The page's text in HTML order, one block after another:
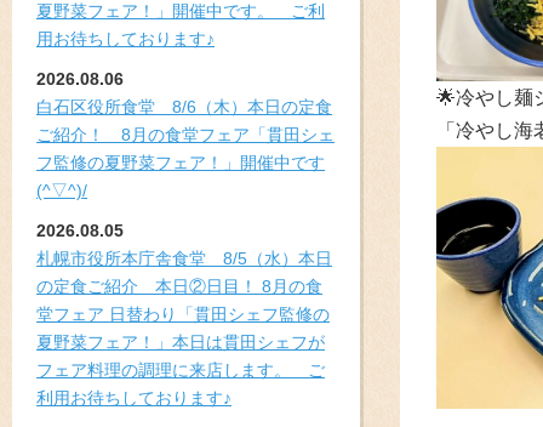
夏野菜フェア！」開催中です。 ご利
用お待ちしております♪
2026.08.06
白石区役所食堂 8/6（木）本日の定食
ご紹介！ 8月の食堂フェア「貫田シェ
フ監修の夏野菜フェア！」開催中です
(^▽^)/
2026.08.05
札幌市役所本庁舎食堂 8/5（水）本日
の定食ご紹介 本日②日目！ 8月の食
堂フェア 日替わり「貫田シェフ監修の
夏野菜フェア！」本日は貫田シェフが
フェア料理の調理に来店します。 ご
利用お待ちしております♪
🌟冷やし麺
「冷やし